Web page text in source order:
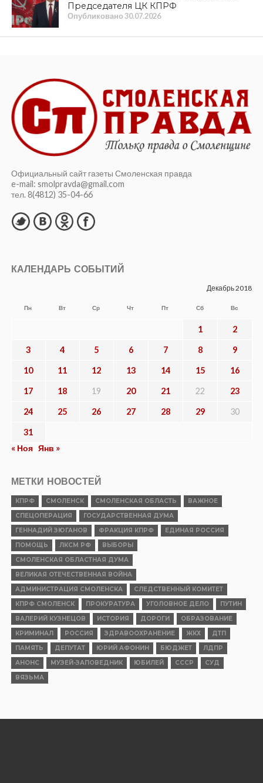
Председателя ЦК КПРФ
Опубликовано30.07.2026
Официальный сайт газеты Смоленская правда
e-mail: smolpravda@gmail.com
тел. 8(4812) 35-04-66
КАЛЕНДАРЬ СОБЫТИЙ
Декабрь 2018
Пн Вт Ср Чт Пт Сб Вс
1 2
3 4 5 6 7 8 9
10 11 12 13 14 15 16
17 18 19 20 21 22 23
24 25 26 27 28 29 30
31
« Ноя Янв »
МЕТКИ НОВОСТЕЙ
КПРФ СМОЛЕНСК СМОЛЕНСКАЯ ОБЛАСТЬ
ВАЖНОЕ
СПЕЦОПЕРАЦИЯ
ГОСУДАРСТВЕННАЯ ДУМА
ГЕННАДИЙ ЗЮГАНОВ
ФРАКЦИЯ КПРФ
ЕДИНАЯ РОССИЯ
ПОМОЩЬ
ЛКСМ РФ
ВЫБОРЫ
СМОЛЕНСКАЯ ОБЛАСТНАЯ ДУМА
ВЕЛИКАЯ ОТЕЧЕСТВЕННАЯ ВОЙНА
АДМИНИСТРАЦИЯ СМОЛЕНСКА
СЛЕДСТВЕННЫЙ КОМИТЕТ
КПРФ СМОЛЕНСК
ПРОКУРАТУРА УГОЛОВНОЕ ДЕЛО
ПУТИН
ВАЛЕРИЙ КУЗНЕЦОВ
ИСТОРИЯ ДОРОГИ
ОБРАЗОВАНИЕ
КРИМИНАЛ
РОССИЯ ЗДРАВООХРАНЕНИЕ ЖКХ
ДТП
ПАМЯТЬ
ДЕПУТАТ ЮРИЙ АФОНИН БЮДЖЕТ
ЛДПР
АНОНС
МУЗЕЙ-ЗАПОВЕДНИК ЮБИЛЕЙ СССР
СУД
ВЯЗЬМА